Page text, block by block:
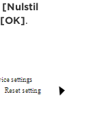
[Nulstil
[OK].